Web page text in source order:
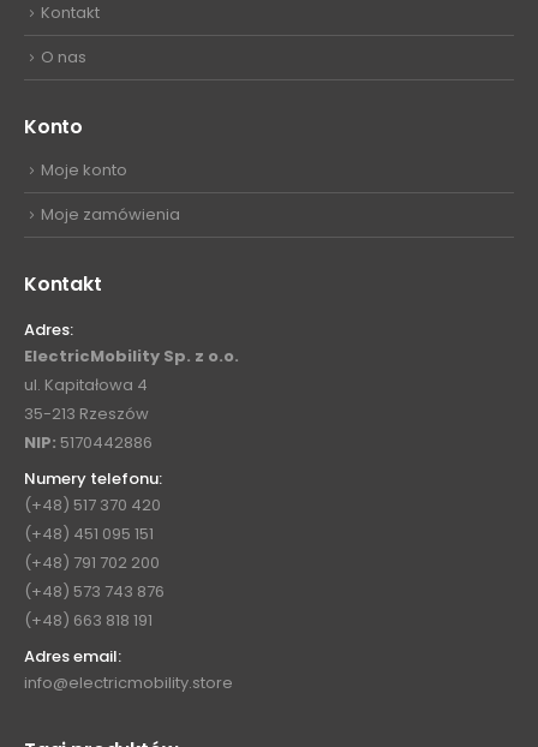
Kontakt
O nas
Konto
Moje konto
Moje zamówienia
Kontakt
Adres:
ElectricMobility Sp. z o.o.
ul. Kapitałowa 4
35-213 Rzeszów
NIP: 5170442886
Numery telefonu:
(+48) 517 370 420
(+48) 451 095 151
(+48) 791 702 200
(+48) 573 743 876
(+48) 663 818 191
Adres email:
info@electricmobility.store